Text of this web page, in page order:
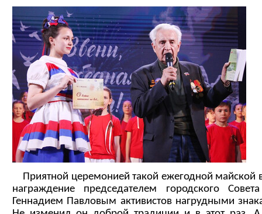
Приятной церемонией такой ежегодной майской
награждение председателем городского
Геннадием Павловым активистов нагрудными